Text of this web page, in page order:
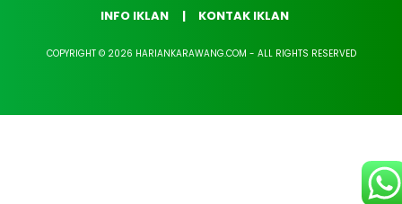
INFO IKLAN
KONTAK IKLAN
COPYRIGHT © 2026 HARIANKARAWANG.COM - ALL RIGHTS RESERVED